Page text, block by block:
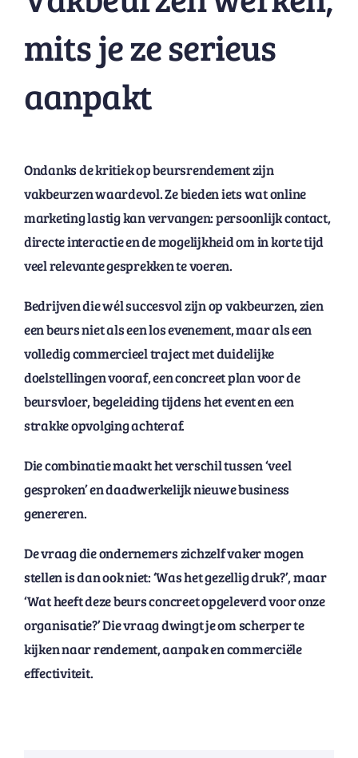
mits je ze serieus
aanpakt
Ondanks de kritiek op beursrendement zijn
vakbeurzen waardevol. Ze bieden iets wat online
marketing lastig kan vervangen: persoonlijk contact,
directe interactie en de mogelijkheid om in korte tijd
veel relevante gesprekken te voeren.
Bedrijven die wél succesvol zijn op vakbeurzen, zien
een beurs niet als een los evenement, maar als een
volledig commercieel traject met duidelijke
doelstellingen vooraf, een concreet plan voor de
beursvloer, begeleiding tijdens het event en een
strakke opvolging achteraf.
Die combinatie maakt het verschil tussen ‘veel
gesproken’ en daadwerkelijk nieuwe business
genereren.
De vraag die ondernemers zichzelf vaker mogen
stellen is dan ook niet: ‘Was het gezellig druk?’, maar
‘Wat heeft deze beurs concreet opgeleverd voor onze
organisatie?’ Die vraag dwingt je om scherper te
kijken naar rendement, aanpak en commerciële
effectiviteit.